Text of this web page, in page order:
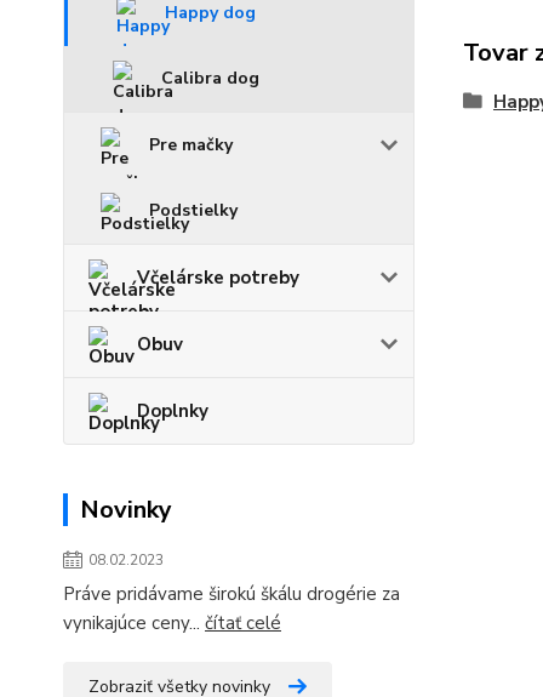
Happy dog
Calibra dog
Pre mačky
Podstielky
Včelárske potreby
Obuv
Doplnky
Novinky
08.02.2023
Práve pridávame širokú škálu drogérie za
vynikajúce ceny... čítať celé
Zobraziť všetky novinky
Tovar